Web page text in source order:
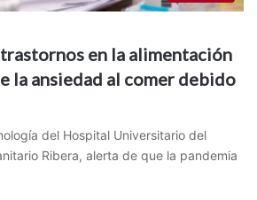
en la alimentación
la ansiedad al comer debido
del Hospital Universitario del
Ribera, alerta de que la pandemia